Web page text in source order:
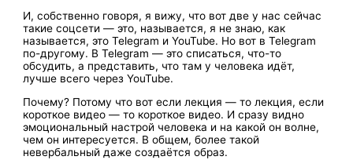
И, собственно говоря, я вижу, что вот две у нас сейчас
такие соцсети — это, называется, я не знаю, как
называется, это Telegram и YouTube. Но вот в Telegram
по-другому. В Telegram — это списаться, что-то
обсудить, а представить, что там у человека идёт,
лучше всего через YouTube.
Почему? Потому что вот если лекция — то лекция, если
короткое видео — то короткое видео. И сразу видно
эмоциональный настрой человека и на какой он волне,
чем он интересуется. В общем, более такой
невербальный даже создаётся образ.